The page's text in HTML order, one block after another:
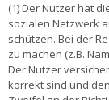
(1) Der Nutzer hat
sozialen Netzwerk
schützen. Bei der
zu machen (z.B.
Der Nutzer
korrekt sind und